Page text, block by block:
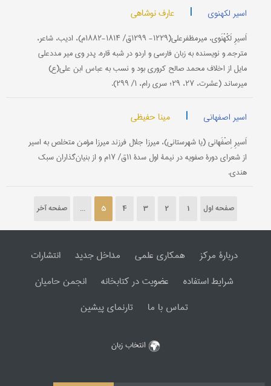
اسیر لکهنوی | عارف نوشاهی
اَسیرِ لَكْهْنَوی‌، میرمظفرعلی(۱۲۲۹- ۱۲۹۹ق‌/ ۱۸۱۴-۱۸۸۲م‌)، ادیب‌، شاعر،
مترجم‍‍ و نویسنده به زبان فارسی و اردو در شبه قاره‌. پدر وی میر مددعلی
مایل از اخلاف محمد صالح كروری بود و نسب به عباس ابن علی(ع‌)
میرساند (عشرت‌، ۲۷، ۲۹؛ سری رام‌، ۱/ ۲۹۹).
اسیر اصفهانی | مینا حفیظی
اَسیرِ اِصْفَهانی (یا شهرستانی)، میرزا جلال فرزند میرزا مؤمن متخلص به اسیر
از شعرای دورۀ صفویه در نیمۀ اول سدۀ ۱۱ق‌/ ۱۷م و از بنیان‌گذاران سبك
هندی‌.
صفحه اول 1
2
3
4
5
... صفحه آخر
دربارۀ مرکز همکاری علمی مداخل جدید
انتشارات
شرایط استفاده
عضویت در کتابخانه
انجمن حامیان
تماس با ما
تارنمای پیشین
انتخاب زبان